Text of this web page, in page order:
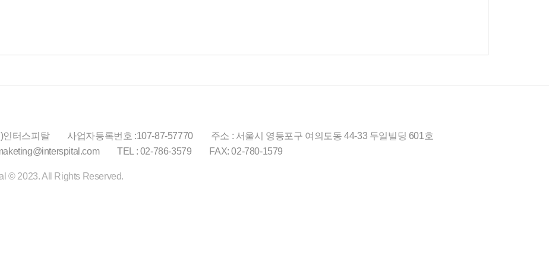
인터스피탈 사업자등록번호 :107-87-57770
주소 : 서울시 영등포구 여의도동 44-33 두일빌딩 601호
TEL : 02-786-3579 FAX: 02-780-1579
© 2023. All Rights Reserved.